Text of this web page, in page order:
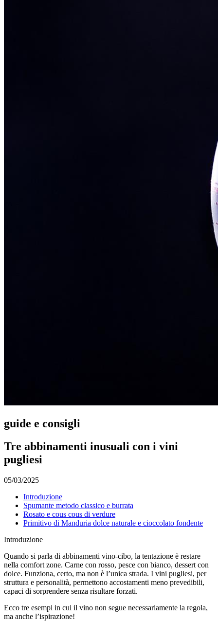
guide e consigli
Tre abbinamenti inusuali con i vini
pugliesi
05/03/2025
Introduzione
Spumante metodo classico e burrata
Rosato e cous cous di verdure
Primitivo di Manduria dolce naturale e cioccolato fondente
Introduzione
Quando si parla di abbinamenti vino-cibo, la tentazione è restare
nella comfort zone. Carne con rosso, pesce con bianco, dessert con
dolce. Funziona, certo, ma non è l’unica strada. I vini pugliesi, per
struttura e personalità, permettono accostamenti meno prevedibili,
capaci di sorprendere senza risultare forzati.
Ecco tre esempi in cui il vino non segue necessariamente la regola,
ma anche l’ispirazione!